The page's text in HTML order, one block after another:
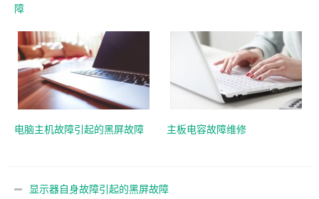
障
电脑主机故障引起的黑屏故障 主板电容故障维修
显示器自身故障引起的黑屏故障